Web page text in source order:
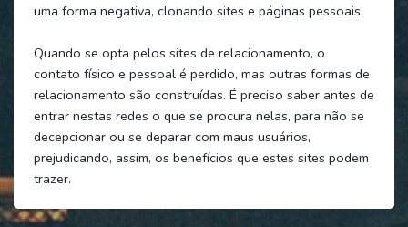
uma forma negativa, clonando sites e páginas pessoais.
Quando se opta pelos sites de relacionamento, o
contato físico e pessoal é perdido, mas outras formas de
relacionamento são construídas. É preciso saber antes de
entrar nestas redes o que se procura nelas, para não se
decepcionar ou se deparar com maus usuários,
prejudicando, assim, os benefícios que estes sites podem
trazer.